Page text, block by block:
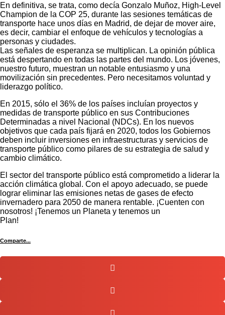
En definitiva, se trata, como decía Gonzalo Muñoz, High-Level
Champion de la COP 25, durante las sesiones temáticas de
transporte hace unos días en Madrid, de dejar de mover aire,
es decir, cambiar el enfoque de vehículos y tecnologías a
personas y ciudades.
Las señales de esperanza se multiplican. La opinión pública
está despertando en todas las partes del mundo. Los jóvenes,
nuestro futuro, muestran un notable entusiasmo y una
movilización sin precedentes. Pero necesitamos voluntad y
liderazgo político.
En 2015, sólo el 36% de los países incluían proyectos y
medidas de transporte público en sus Contribuciones
Determinadas a nivel Nacional (NDCs). En los nuevos
objetivos que cada país fijará en 2020, todos los Gobiernos
deben incluir inversiones en infraestructuras y servicios de
transporte público como pilares de su estrategia de salud y
cambio climático.
El sector del transporte público está comprometido a liderar la
acción climática global. Con el apoyo adecuado, se puede
lograr eliminar las emisiones netas de gases de efecto
invernadero para 2050 de manera rentable. ¡Cuenten con
nosotros! ¡Tenemos un Planeta y tenemos un
Plan!
Comparte...